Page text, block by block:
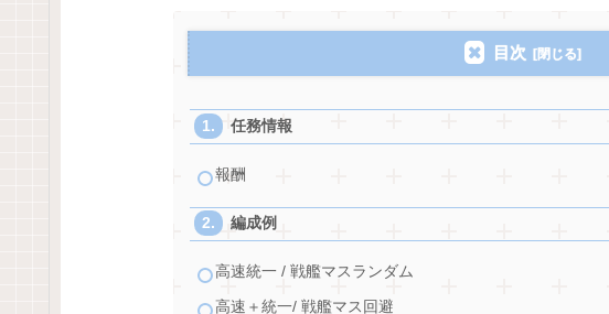
目次
任務情報
報酬
編成例
高速統一 / 戦艦マスランダム
高速＋統一/ 戦艦マス回避